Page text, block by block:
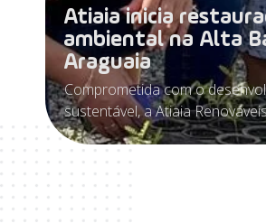
Atiaia inicia
ambiental na Alta
Araguaia
Comprometida com o
sustentável, a Atiaia